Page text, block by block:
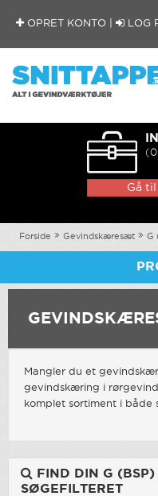
OPRET KONTO LOG
Gå
Forside Gevindskæresæt G
Mangler du et
gevindskæring i
komplet sortiment i både
FIND DIN G
SØGEFILTERET